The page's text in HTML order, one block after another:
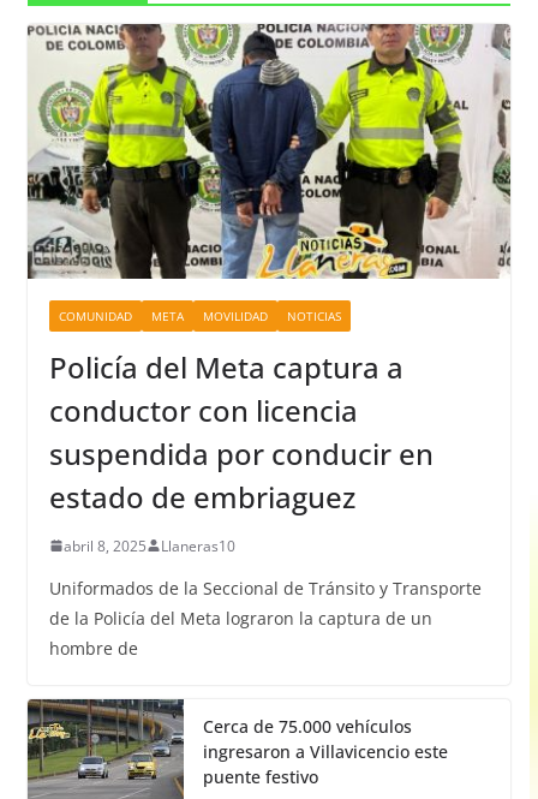
COMUNIDAD META MOVILIDAD NOTICIAS
Policía del Meta captura a
conductor con licencia
suspendida por conducir en
estado de embriaguez
abril 8, 2025 Llaneras10
Uniformados de la Seccional de Tránsito y Transporte
de la Policía del Meta lograron la captura de un
hombre de
Cerca de 75.000 vehículos
ingresaron a Villavicencio este
puente festivo